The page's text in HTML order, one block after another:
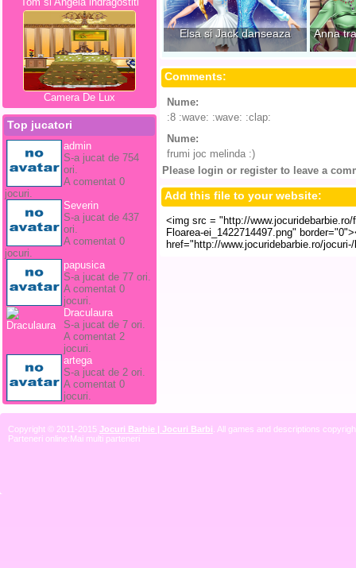
Camera De Lux
Top jucatori
admin
S-a jucat de 754
ori.
A comentat 0
jocuri.
Severin
S-a jucat de 437
ori.
A comentat 0
jocuri.
papusica
S-a jucat de 77 ori.
A comentat 0
jocuri.
Draculaura
S-a jucat de 7 ori.
A comentat 2
jocuri.
artega
S-a jucat de 2 ori.
A comentat 0
jocuri.
Elsa si Jack danseaza Anna
Comments:
Nume:
:8 :wave: :wave: :clap:
Nume:
frumi joc melinda :)
Please login or register to leave a
Add this file to your website:
Copyright © 2011-2015 Jocuri Barbie | Jocuri Barbi . All games and descriptions
Parteneri online:Mai multi parteneri